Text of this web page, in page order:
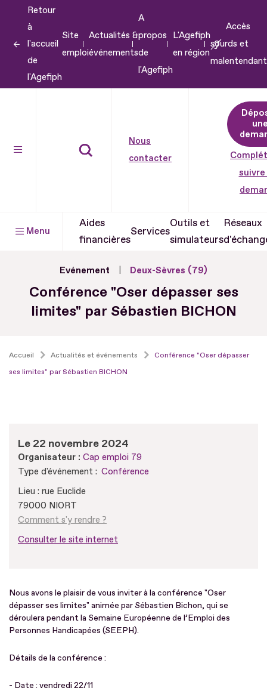
contenu
Retour
à
l'accueil
de
l'Agefiph
Site
emploi
Actualités &
événements
A
propos
de
l'Agefiph
L'Agefiph
en région
Accès
sourds et
Nous
contacter
suivre
Menu
Aides
financières
Services
Outils et
simulateurs
Réseaux
Evénement Deux-Sèvres (79)
Conférence "Oser dépasser ses
limites" par Sébastien BICHON
Accueil Actualités et événements
Conférence "Oser dépasser
ses limites" par Sébastien BICHON
Le 22 novembre 2024
Organisateur : Cap emploi 79
Type d'événement : Conférence
Lieu : rue Euclide
79000 NIORT
Comment s'y rendre ?
Consulter le site internet
Nous avons le plaisir de vous inviter à la conférence "Oser
dépasser ses limites" animée par Sébastien Bichon, qui se
déroulera pendant la Semaine Européenne de l’Emploi des
Personnes Handicapées (SEEPH).
Détails de la conférence :
- Date : vendredi 22/11